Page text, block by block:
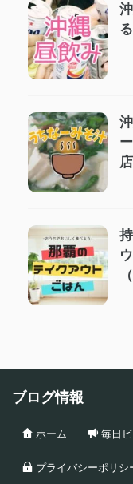
ブログ情報
ホーム 毎日
プライバシーポリシ